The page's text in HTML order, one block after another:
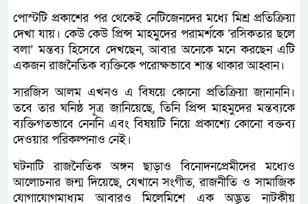
পোস্টটি প্রকাশের পর থেকেই নেটিজেনদের মধ্যে মিশ্র প্রতিক্রিয়া
দেখা যায়। কেউ কেউ প্রিন্স মাহমুদের পরামর্শকে ‘রসিকতার ছলে
বলা’ মন্তব্য হিসেবে দেখছেন, আবার অনেকে মনে করছেন এটি
একজন রাজনৈতিক ব্যক্তিকে পরোক্ষভাবে শান্ত থাকার আহ্বান।
সারজিস আলম এখনও এ বিষয়ে কোনো প্রতিক্রিয়া জানাননি।
তবে তার ঘনিষ্ঠ সূত্র জানিয়েছে, তিনি প্রিন্স মাহমুদের মন্তব্যকে
ব্যক্তিগতভাবে নেননি এবং বিষয়টি নিয়ে প্রকাশ্যে কোনো বক্তব্য
দেওয়ার পরিকল্পনাও নেই।
ঘটনাটি রাজনৈতিক অঙ্গন ছাড়াও বিনোদনপ্রেমীদের মধ্যেও
আলোচনার জন্ম দিয়েছে, যেখানে সংগীত, রাজনীতি ও সামাজিক
যোগাযোগমাধ্যম আবারও মিলেমিশে এক অদ্ভুত নাটকীয়